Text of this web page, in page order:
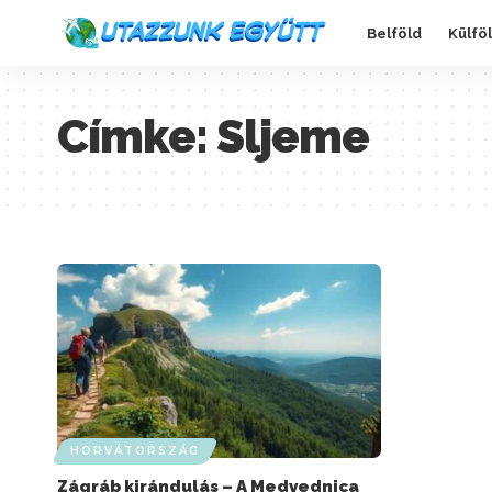
Belföld
Címke: Sljeme
HORVÁTORSZÁG
Zágráb kirándulás – A Medvednica